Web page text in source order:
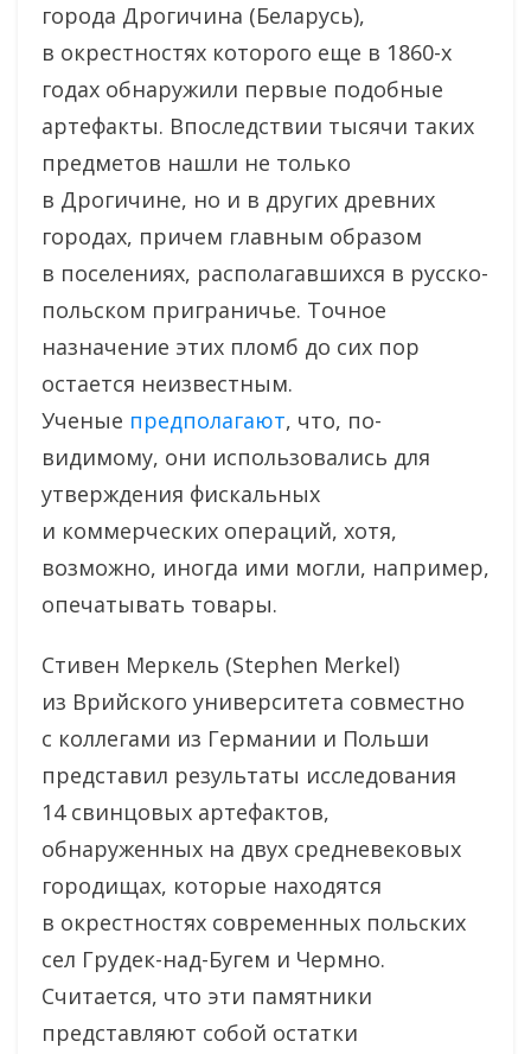
города Дрогичина (Беларусь),
в окрестностях которого еще в 1860-х
годах обнаружили первые подобные
артефакты. Впоследствии тысячи таких
предметов нашли не только
в Дрогичине, но и в других древних
городах, причем главным образом
в поселениях, располагавшихся в русско-
польском приграничье. Точное
назначение этих пломб до сих пор
остается неизвестным.
Ученые предполагают, что, по-
видимому, они использовались для
утверждения фискальных
и коммерческих операций, хотя,
возможно, иногда ими могли, например,
опечатывать товары.
Стивен Меркель (Stephen Merkel)
из Врийского университета совместно
с коллегами из Германии и Польши
представил результаты исследования
14 свинцовых артефактов,
обнаруженных на двух средневековых
городищах, которые находятся
в окрестностях современных польских
сел Грудек-над-Бугем и Чермно.
Считается, что эти памятники
представляют собой остатки